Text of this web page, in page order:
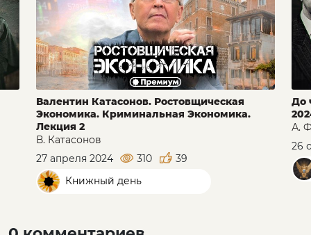
Валентин Катасонов. Ростовщическая
Экономика. Криминальная Экономика.
Лекция 2
В. Катасонов
27 апреля 2024
310
39
Книжный день
До
А.
26